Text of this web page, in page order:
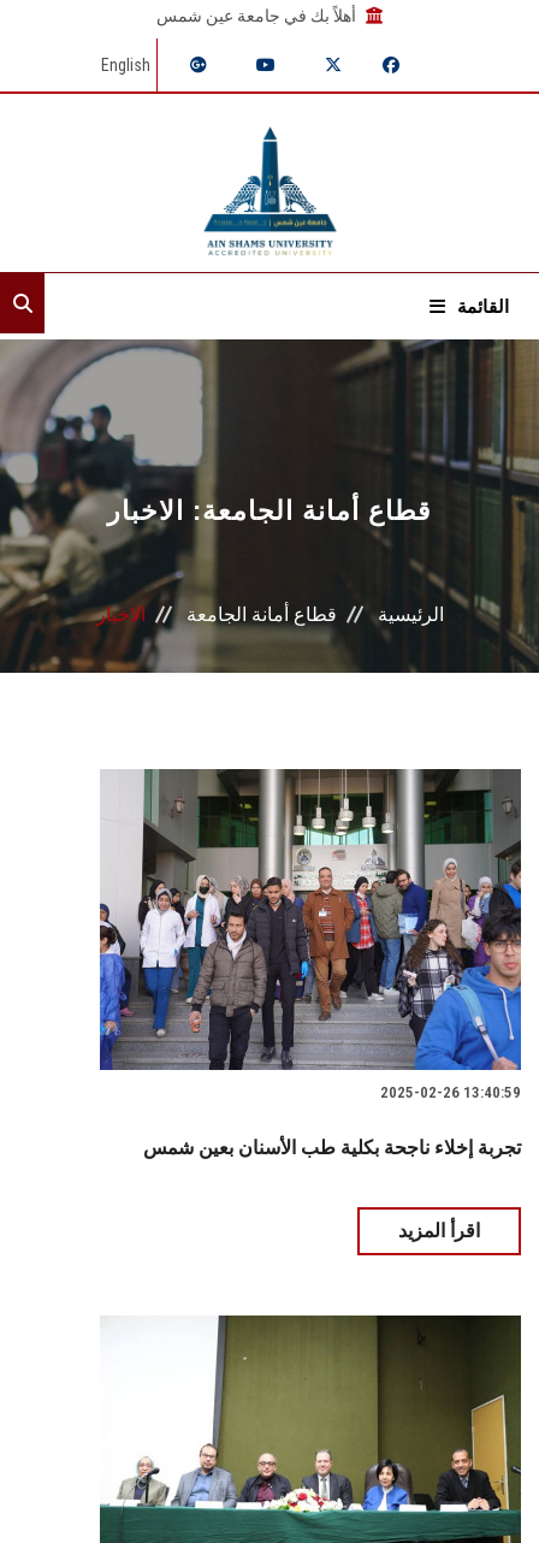
أهلاً بك في جامعة عين شمس
English
القائمة
الرئيسية
عن القطاع
الأمناء المساعدون
إدرات القطاع
قطاع أمانة الجامعة: الاخبار
الرئيسية قطاع أمانة الجامعة الاخبار
2025-02-26 13:40:59
تجربة إخلاء ناجحة بكلية طب الأسنان بعين شمس
اقرأ المزيد